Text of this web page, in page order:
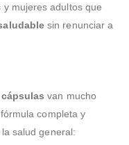
mujeres adultos que
sin renunciar a
van mucho
completa y
salud general: